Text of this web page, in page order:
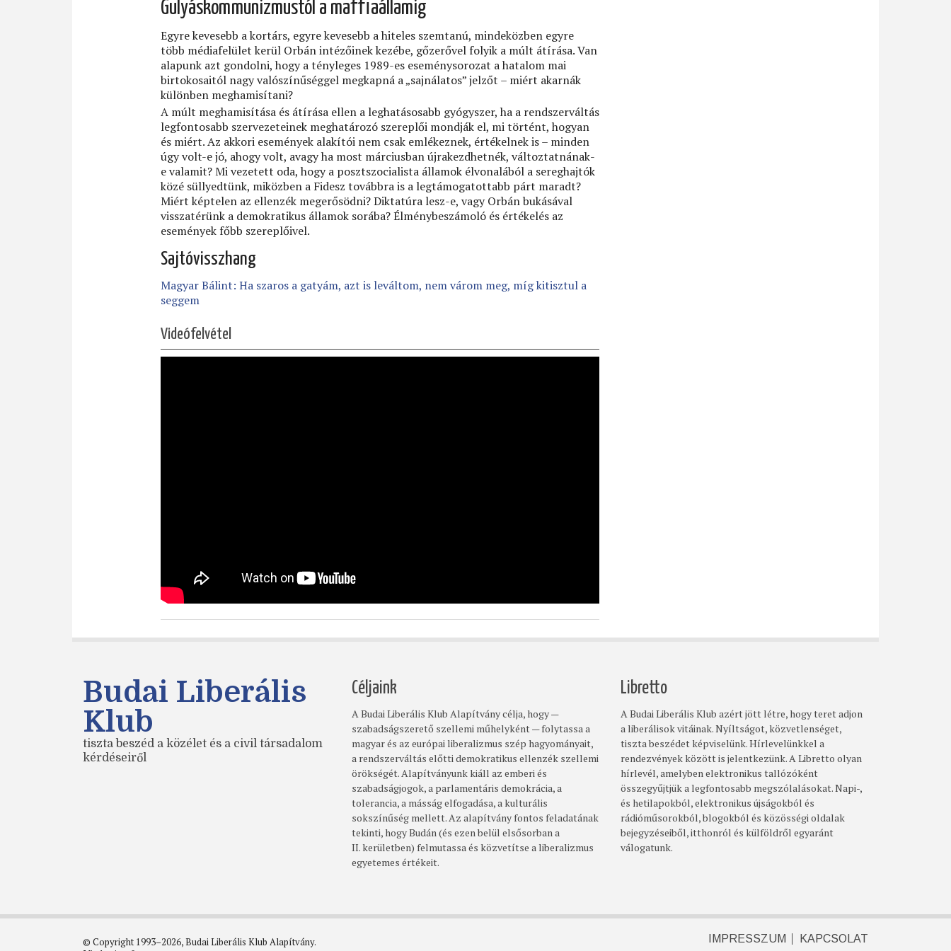
Gulyáskommunizmustól a maﬃaállamig
Egyre kevesebb a kortárs, egyre kevesebb a hiteles szemtanú, mindeközben egyre
több médiafelület kerül Orbán intézőinek kezébe, gőzerővel folyik a múlt átírása. Van
alapunk azt gondolni, hogy a tényleges 1989-es eseménysorozat a hatalom mai
birtokosaitól nagy valószínűséggel megkapná a „sajnálatos” jelzőt – miért akarnák
különben meghamisítani?
A múlt meghamisítása és átírása ellen a leghatásosabb gyógyszer, ha a rendszerváltás
legfontosabb szervezeteinek meghatározó szereplői mondják el, mi történt, hogyan
és miért. Az akkori események alakítói nem csak emlékeznek, értékelnek is – minden
úgy volt-e jó, ahogy volt, avagy ha most márciusban újrakezdhetnék, változtatnának-
e valamit? Mi vezetett oda, hogy a posztszocialista államok élvonalából a sereghajtók
közé süllyedtünk, miközben a Fidesz továbbra is a legtámogatottabb párt maradt?
Miért képtelen az ellenzék megerősödni? Diktatúra lesz-e, vagy Orbán bukásával
visszatérünk a demokratikus államok sorába? Élménybeszámoló és értékelés az
események főbb szereplőivel.
Sajtóvisszhang
Magyar Bálint: Ha szaros a gatyám, azt is leváltom, nem várom meg, míg kitisztul a
seggem
Videófelvétel
Budai Liberális
Klub
tiszta beszéd a közélet és a civil társadalom
kérdéseiről
Céljaink
A Budai Liberális Klub Alapítvány célja, hogy —
szabadságszerető szellemi műhelyként — folytassa a
magyar és az európai liberalizmus szép hagyományait,
a rendszerváltás előtti demokratikus ellenzék szellemi
örökségét. Alapítványunk kiáll az emberi és
szabadságjogok, a parlamentáris demokrácia, a
tolerancia, a másság elfogadása, a kulturális
sokszínűség mellett. Az alapítvány fontos feladatának
tekinti, hogy Budán (és ezen belül elsősorban a
II. kerületben) felmutassa és közvetítse a liberalizmus
egyetemes értékeit.
Libretto
A Budai Liberális Klub azért jött létre, hogy teret adjon
a liberálisok vitáinak. Nyíltságot, közvetlenséget,
tiszta beszédet képviselünk. Hírlevelünkkel a
rendezvények között is jelentkezünk. A Libretto olyan
hírlevél, amelyben elektronikus tallózóként
összegyűjtjük a legfontosabb megszólalásokat. Napi-,
és hetilapokból, elektronikus újságokból és
rádióműsorokból, blogokból és közösségi oldalak
bejegyzéseiből, itthonról és külföldről egyaránt
válogatunk.
© Copyright 1993–2026, Budai Liberális Klub Alapítvány.
IMPRESSZUM KAPCSOLAT